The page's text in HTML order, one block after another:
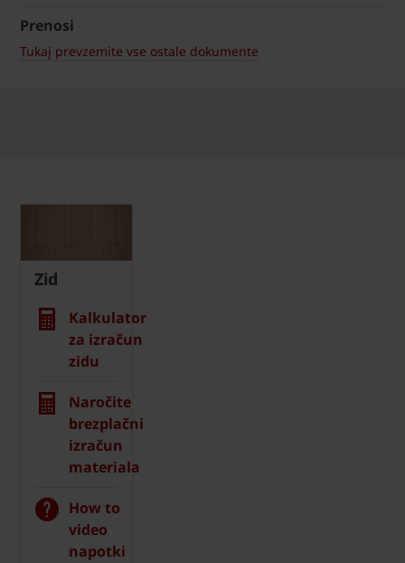
Prenosi
Tukaj prevzemite vse ostale dokumente
Zid
Kalkulator
za izračun
zidu
Naročite
brezplačni
izračun
materiala
How to
video
napotki